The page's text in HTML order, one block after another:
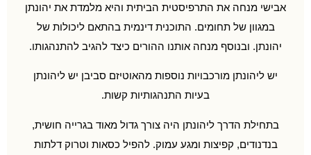
אבישי מנחה את התרפיסטית הביתית והיא מלמדת את יהונתן
במגוון של תחומים. התוכנית דינמית בהתאם ליכולות של
יהונתן. ובנוסף מנחה אותנו ההורים כיצד להגיב להתנהגותו.
יש ליהונתן מורכבויות נוספות מהאוטיזם סביבן יש ליהונתן
בעיות התנהגותיות קשות.
בתחילת הדרך ליהונתן היה צורך גדול מאוד בגרייה חושית,
בנדנודים, קפיצות ומגע עמוק. להפיל כסאות וטרוק דלתות